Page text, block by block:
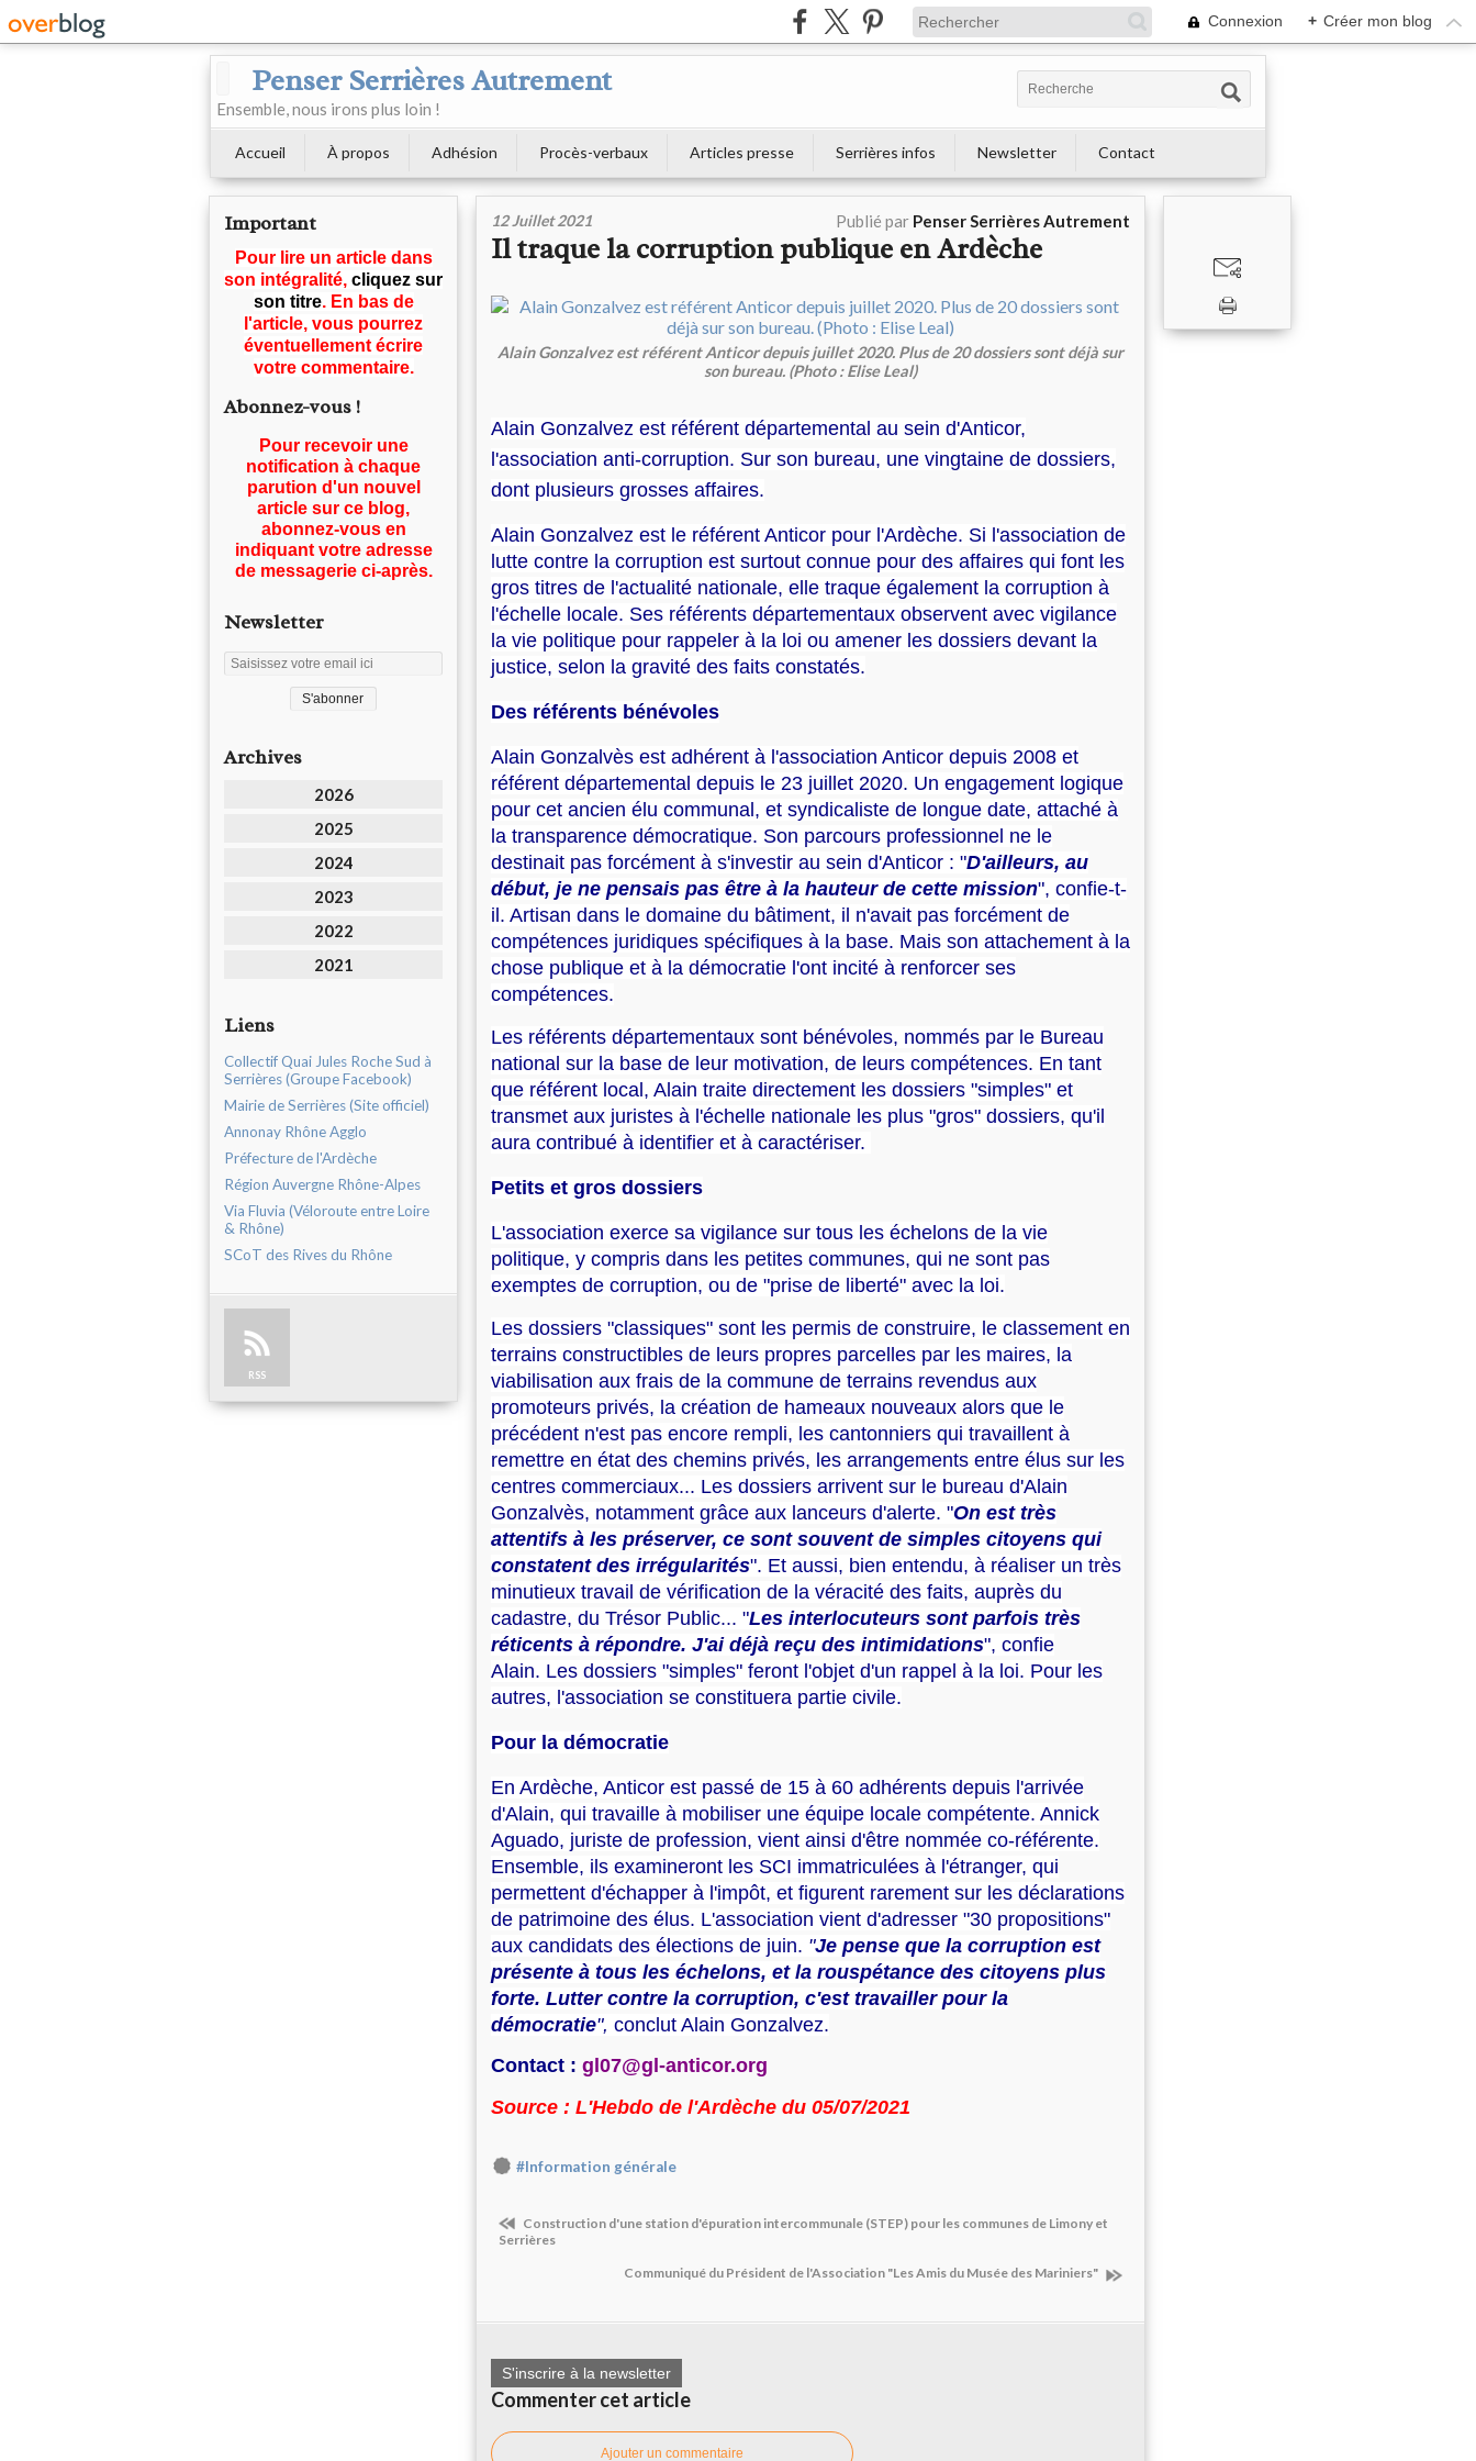
Connexion + Créer mon blog
Penser Serrières Autrement
Ensemble, nous irons plus loin !
Accueil À propos Adhésion Procès-verbaux Articles presse Serrières infos Newsletter Contact
Important
Pour lire un article dans
son intégralité, cliquez sur
son titre. En bas de
l'article, vous pourrez
éventuellement écrire
votre commentaire.
Abonnez-vous !
Pour recevoir une
notification à chaque
parution d'un nouvel
article sur ce blog,
abonnez-vous en
indiquant votre adresse
de messagerie ci-après.
Newsletter
Archives
2026
2025
2024
2023
2022
2021
Liens
Collectif Quai Jules Roche Sud à
Serrières (Groupe Facebook)
Mairie de Serrières (Site officiel)
Annonay Rhône Agglo
Préfecture de l'Ardèche
Région Auvergne Rhône-Alpes
Via Fluvia (Véloroute entre Loire
& Rhône)
SCoT des Rives du Rhône
RSS
12 Juillet 2021 Publié par Penser Serrières Autrement
Il traque la corruption publique en Ardèche
Alain Gonzalvez est référent Anticor depuis juillet 2020. Plus de 20 dossiers sont déjà sur
son bureau. (Photo : Elise Leal)
Alain Gonzalvez est référent départemental au sein d'Anticor,
l'association anti-corruption. Sur son bureau, une vingtaine de dossiers,
dont plusieurs grosses affaires.
Alain Gonzalvez est le référent Anticor pour l'Ardèche. Si l'association de
lutte contre la corruption est surtout connue pour des affaires qui font les
gros titres de l'actualité nationale, elle traque également la corruption à
l'échelle locale. Ses référents départementaux observent avec vigilance
la vie politique pour rappeler à la loi ou amener les dossiers devant la
justice, selon la gravité des faits constatés.
Des référents bénévoles
Alain Gonzalvès est adhérent à l'association Anticor depuis 2008 et
référent départemental depuis le 23 juillet 2020. Un engagement logique
pour cet ancien élu communal, et syndicaliste de longue date, attaché à
la transparence démocratique. Son parcours professionnel ne le
destinait pas forcément à s'investir au sein d'Anticor : "D'ailleurs, au
début, je ne pensais pas être à la hauteur de cette mission", confie-t-
il. Artisan dans le domaine du bâtiment, il n'avait pas forcément de
compétences juridiques spécifiques à la base. Mais son attachement à la
chose publique et à la démocratie l'ont incité à renforcer ses
compétences.
Les référents départementaux sont bénévoles, nommés par le Bureau
national sur la base de leur motivation, de leurs compétences. En tant
que référent local, Alain traite directement les dossiers "simples" et
transmet aux juristes à l'échelle nationale les plus "gros" dossiers, qu'il
aura contribué à identifier et à caractériser.
Petits et gros dossiers
L'association exerce sa vigilance sur tous les échelons de la vie
politique, y compris dans les petites communes, qui ne sont pas
exemptes de corruption, ou de "prise de liberté" avec la loi.
Les dossiers "classiques" sont les permis de construire, le classement en
terrains constructibles de leurs propres parcelles par les maires, la
viabilisation aux frais de la commune de terrains revendus aux
promoteurs privés, la création de hameaux nouveaux alors que le
précédent n'est pas encore rempli, les cantonniers qui travaillent à
remettre en état des chemins privés, les arrangements entre élus sur les
centres commerciaux... Les dossiers arrivent sur le bureau d'Alain
Gonzalvès, notamment grâce aux lanceurs d'alerte. "On est très
attentifs à les préserver, ce sont souvent de simples citoyens qui
constatent des irrégularités". Et aussi, bien entendu, à réaliser un très
minutieux travail de vérification de la véracité des faits, auprès du
cadastre, du Trésor Public... "Les interlocuteurs sont parfois très
réticents à répondre. J'ai déjà reçu des intimidations", confie
Alain. Les dossiers "simples" feront l'objet d'un rappel à la loi. Pour les
autres, l'association se constituera partie civile.
Pour la démocratie
En Ardèche, Anticor est passé de 15 à 60 adhérents depuis l'arrivée
d'Alain, qui travaille à mobiliser une équipe locale compétente. Annick
Aguado, juriste de profession, vient ainsi d'être nommée co-référente.
Ensemble, ils examineront les SCI immatriculées à l'étranger, qui
permettent d'échapper à l'impôt, et figurent rarement sur les déclarations
de patrimoine des élus. L'association vient d'adresser "30 propositions"
aux candidats des élections de juin. "Je pense que la corruption est
présente à tous les échelons, et la rouspétance des citoyens plus
forte. Lutter contre la corruption, c'est travailler pour la
démocratie", conclut Alain Gonzalvez.
Contact : gl07@gl-anticor.org
Source : L'Hebdo de l'Ardèche du 05/07/2021
#Information générale
Construction d'une station d'épuration intercommunale (STEP) pour les communes de Limony et
Serrières
Communiqué du Président de l'Association "Les Amis du Musée des Mariniers"
S'inscrire à la newsletter
Commenter cet article
Ajouter un commentaire